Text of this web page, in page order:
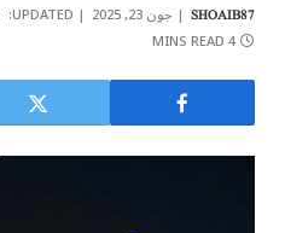
SHOAIB87 جون 23, 2025 UPDATED:
4 MINS READ